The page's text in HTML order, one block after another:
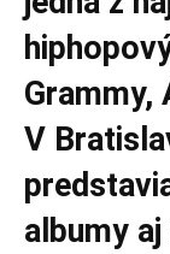
Grammy,
V
albumy